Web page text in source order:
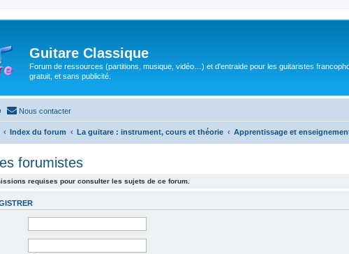
Guitare Classique
Forum de ressources (partitions, musique, vidéo…) et d'entraide pour les guitaristes
gratuit, et sans publicité.
Nous contacter
Index du forum La guitare : instrument, cours et théorie Apprentissage et
forumistes
requises pour consulter les sujets de ce forum.